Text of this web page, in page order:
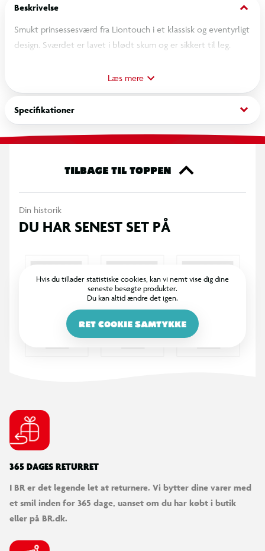
Beskrivelse keyboard_arrow_down
Smukt prinsessesværd fra Liontouch i et klassisk og eventyrligt
design. Sværdet er lavet i blødt skum og er sikkert til leg.
Læs mere
Specifikationer keyboard_arrow_down
TILBAGE TIL TOPPEN
Din historik
DU HAR SENEST SET PÅ
Hvis du tillader statistiske cookies, kan vi nemt vise dig dine
seneste besøgte produkter.
Du kan altid ændre det igen.
RET COOKIE SAMTYKKE
365 DAGES RETURRET
I BR er det legende let at returnere. Vi bytter dine varer med
et smil inden for 365 dage, uanset om du har købt i butik
eller på BR.dk.